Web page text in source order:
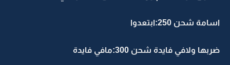
اسامة شحن 250:ابتعدوا
ضربها ولافي فايدة شحن 300:مافي فايدة